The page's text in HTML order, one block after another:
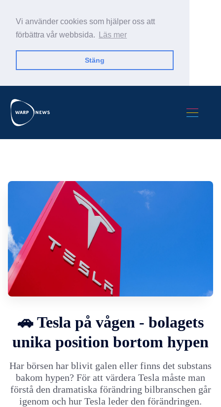
Vi använder cookies som hjälper oss att
förbättra vår webbsida.
Läs mer
Stäng
Sök Warp News
🚗 Tesla på vågen - bolagets
unika position bortom hypen
Har börsen har blivit galen eller finns det substans
bakom hypen? För att värdera Tesla måste man
förstå den dramatiska förändring bilbranschen går
igenom och hur Tesla leder den förändringen.